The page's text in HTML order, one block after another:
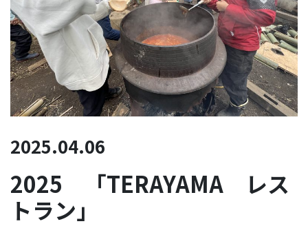
2025.04.06
2025 「TERAYAMA レス
トラン」